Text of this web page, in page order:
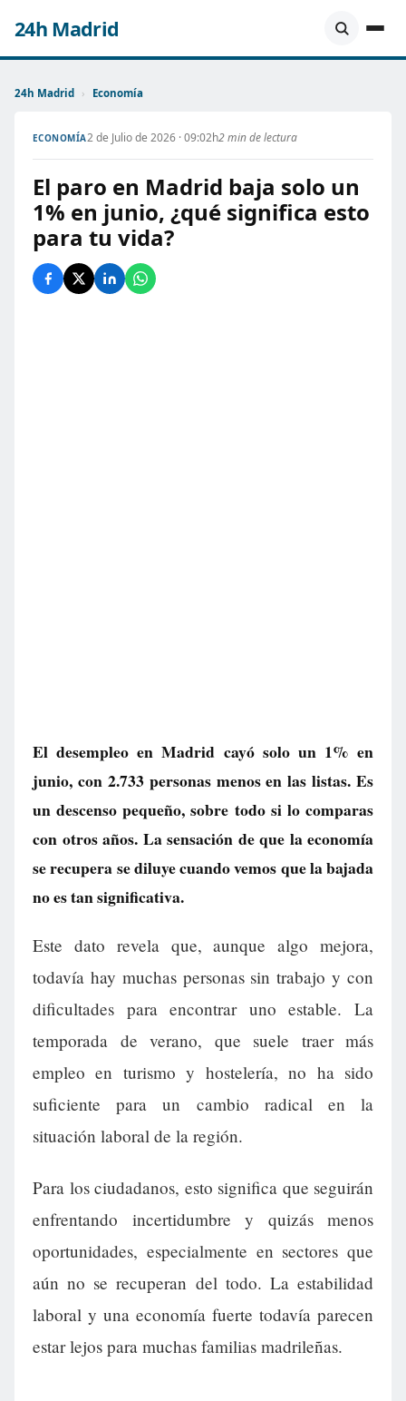
24h Madrid
24h Madrid › Economía
ECONOMÍA2 de Julio de 2026 · 09:02h2 min de lectura
El paro en Madrid baja solo un
1% en junio, ¿qué significa esto
para tu vida?
El desempleo en Madrid cayó solo un 1% en
junio, con 2.733 personas menos en las listas. Es
un descenso pequeño, sobre todo si lo comparas
con otros años. La sensación de que la economía
se recupera se diluye cuando vemos que la bajada
no es tan significativa.
Este dato revela que, aunque algo mejora,
todavía hay muchas personas sin trabajo y con
dificultades para encontrar uno estable. La
temporada de verano, que suele traer más
empleo en turismo y hostelería, no ha sido
suficiente para un cambio radical en la
situación laboral de la región.
Para los ciudadanos, esto significa que seguirán
enfrentando incertidumbre y quizás menos
oportunidades, especialmente en sectores que
aún no se recuperan del todo. La estabilidad
laboral y una economía fuerte todavía parecen
estar lejos para muchas familias madrileñas.